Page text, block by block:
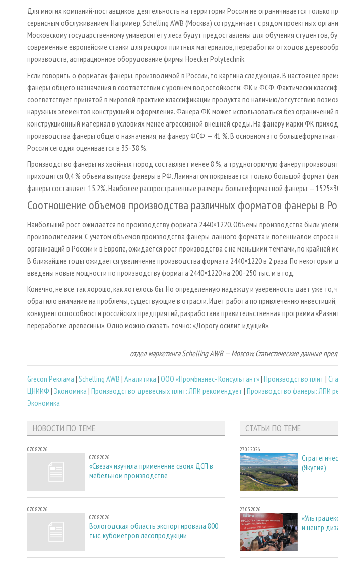
Для многих компаний-поставщиков деятельность на территории России не ограничивается только
сервисным обслуживанием. Например, Schelling AWB (Москва) сотрудничает с рядом проектных
Московскому государственному университету леса будут предоставлены для обучения студентов,
современные европейские станки для раскроя плитных материалов, переработки отходов
производств, аспирационное оборудование фирмы Hoecker Polytechnik.
Если говорить о форматах фанеры, производимой в России, то картина следующая. В настоящее
фанеры общего назначения в соответствии с уровнем водостойкости: ФК и ФСФ. Фактически
соответствует принятой в мировой практике классификации продукта по наличию/отсутствию
наружных элементов конструкций и оформления. Фанера ФК может использоваться без ограничений
конструкционный материал в условиях менее агрессивной внешней среды. На фанеру марки ФК
производства фанеры общего назначения, на фанеру ФСФ — 41 %. В основном это
России сегодня оценивается в 35−38 %.
Производство фанеры из хвойных пород составляет менее 8 %, а трудногорючую фанеру
приходится 0,4 % объема выпуска фанеры в РФ. Ламинатом покрывается только большой формат
фанеры составляет 15,2%. Наиболее распространенные размеры большеформатной фанеры —
Соотношение объемов производства различных форматов фанеры в
Наибольший рост ожидается по производству формата 2440×1220. Объемы производства были
производителями. С учетом объемов производства фанеры данного формата и потенциалом спроса
организаций в России и в Европе, ожидается рост производства с не меньшими темпами, по крайней
В ближайшие годы ожидается увеличение производства формата 2440×1220 в 2 раза. По некоторым
введены новые мощности по производству формата 2440×1220 на 200−250 тыс. м в год.
Конечно, не все так хорошо, как хотелось бы. Но определенную надежду и уверенность дает уже то,
обратило внимание на проблемы, существующие в отрасли. Идет работа по привлечению
конкурентоспособности российских предприятий, разработана правительственная программа
переработке древесины». Одно можно сказать точно: «Дорогу осилит идущий».
отдел маркетинга Schelling AWB — Moscow. Статистические данные
Grecon Реклама | Schelling AWB | Аналитика | ООО «ПромБизнес- Консультант»| Производство плит |
ЦНИИФ | Экономика | Производство древесных плит: ЛПИ рекомендует | Производство фанеры: ЛПИ
Экономика
НОВОСТИ ПО ТЕМЕ
07.08.2026
07.08.2026
«Свеза» изучила применение своих ДСП в
мебельном производстве
07.08.2026
07.08.2026
Вологодская область экспортировала 800
тыс. кубометров лесопродукции
СТАТЬИ ПО ТЕМЕ
27.05.2026
(Якутия)
23.03.2026
и центр